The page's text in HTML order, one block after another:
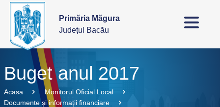
Primăria Măgura
Județul Bacău
Buget anul 2017
Acasa
Monitorul Oficial Local
Documente și informații financiare